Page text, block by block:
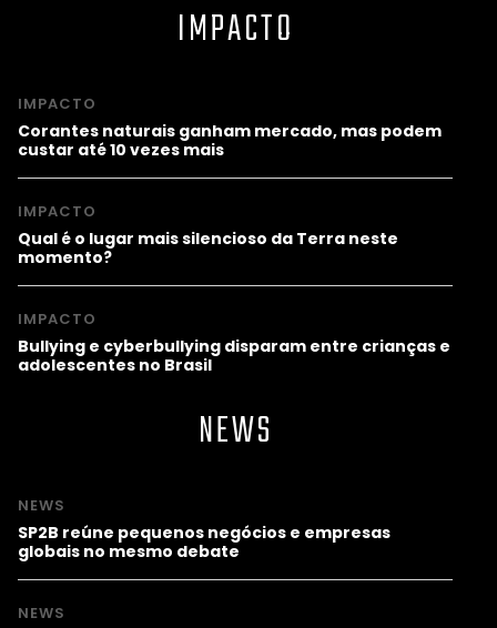
IMPACTO
IMPACTO
Corantes naturais ganham mercado, mas podem
custar até 10 vezes mais
IMPACTO
Qual é o lugar mais silencioso da Terra neste
momento?
IMPACTO
Bullying e cyberbullying disparam entre crianças e
adolescentes no Brasil
NEWS
NEWS
SP2B reúne pequenos negócios e empresas
globais no mesmo debate
NEWS